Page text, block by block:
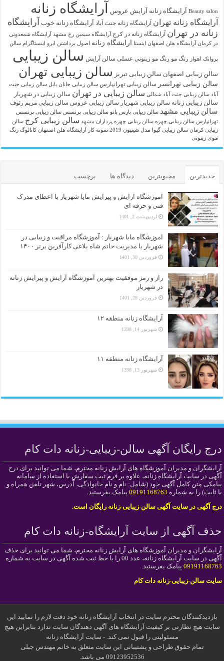
Beauty salon آرايشگاه زنانه آرایش عروس آرایشگاه زنانه
آرایشگاه زنانه تهران آرایشگاه زنانه جنت آباد آرایشگاه زنانه خوب آرایشگاه
زنانه در تهران آرایشگاه زنانه در کرج آرایشگاه سیمین رخ مشهد
آرایشگاه شمعدونی
در کرمان آرایشگاه هلن اصفهان اینستا ارایشگاه زنانه اصول برداشتن ابرو اینستاگرام سالن
پروانک اهواز رنگ مو رنگ مو زیتونی عسلی سالن آرایش سالن زیبایی
سالن زیبایی اصفهان سالن زیبایی تبریز سالن زیبایی تهران
سالن زیبایی تهرانسر سالن زیبایی تهرانپارس سالن زیبایی جانان بابل سالن زیبایی جنت
آباد سالن زیبایی جنت آباد شمالی سالن زیبایی در تهران سالن زیبایی در شهریار
سالن زیبایی زنانه سالن زیبایی شهریار سالن زیبایی عروس سالن زیبایی مریم رئوف
سالن زیبایی مشهد سالن زیبایی پارس بانو سالن زیبایی پرنسس سالن زیبایی پرنسس
تهرانپارس سالن زیبایی چهره سالن زیبایی چهره پردازان مشهد سالن زیبایی کرج سالن
زیبایی کرمان سالن زیبایی گیوا مدل شینیون 2019 نمونه کار آرایشگاه هلن اصفهان کاتالوگ رنگ
موی زیتونی
جدیدترین محبوبترین دیدگاه ها برچسب
آموزشگاه آرایش و پیرایش مایا شهریار با اعطای مدرک
فنی و حرفه ای
اردیبهشت 2, 1401
اموزشگاه مایا شهریار : آموزشگاه مراقبت و زیبایی در
شهریار با مدیریت خانم شاه بلاغی کارآفرین برتر ۱۴۰۰
فروردین 30, 1401
راز و رمز موفقیت بهترین آموزشگاه آرایش و پیرایش زنانه
در شهریار
فروردین 28, 1401
آرایشگاه زنانه منطقه ۱۲
شهریور 14, 1398
آرایشگاه زنانه منطقه ۱۱
شهریور 13, 1398
درج رایگان آگهی سالن-زیبایی-زنانه دات کام
آرایشگران و مدیران آموزشگاه های آرایش زنانه محترم، شما می توانید برای درج
آگهی در سایت آرایشگاه زنانه، علاوه بر فرم ثبت سفارش با استفاده از سامانه
پیامکی متن کامل آگهی خود (شامل: نام و نام خانوادگی، آدرس، شهر تلفن همراه و
یا ثابت) را به شماره 09191168763 پیامک بفرستید.
درج آگهی در سایت آگهی سالن-زیبایی-زنانه رایگان است.
حذف آگهی از سایت آرایشگاه-زنانه دات کام
آرایشگران و مدیران آموزشگاه های آرایش زنانه محترم، شما می توانید برای حذف
آگهی در سایت آرایشگاه زنانه، عدد 00 را با خط ثبت شده آگهی در سایت به شماره
09191168763 پیامک بفرستید.
سایت سالن-زیبایی-زنانه دات کام
بازدیدکنندگان محترم سایت در انتخاب آرایشگاه زنانه خود دقت لازم را نمایید این
سایت هیچ نطارتی بر کیفیت آرایشگاه های آگهی دهندگان سایت ندارد بنابراین هیچ
مسئولیتی را قبول نمی کند. - سایت آرایشگاه زنانه
تمام حقوق طراحی و پشتیبانی این سایت متعلق به خانم مهندس جبلی
09123952536 می باشد.